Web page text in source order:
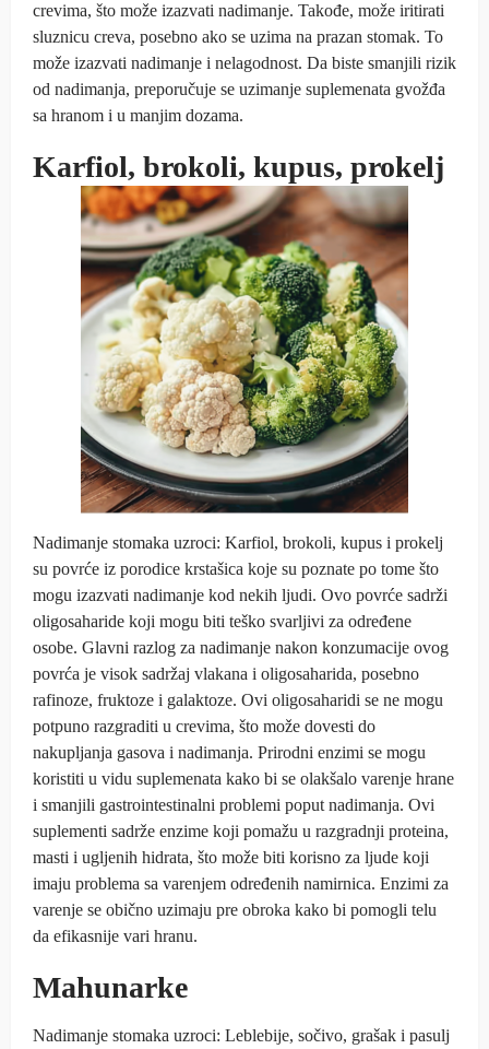
crevima, što može izazvati nadimanje. Takođe, može iritirati
sluznicu creva, posebno ako se uzima na prazan stomak. To
može izazvati nadimanje i nelagodnost. Da biste smanjili rizik
od nadimanja, preporučuje se uzimanje suplemenata gvožđa
sa hranom i u manjim dozama.
Karfiol, brokoli, kupus, prokelj
Nadimanje stomaka uzroci: Karfiol, brokoli, kupus i prokelj
su povrće iz porodice krstašica koje su poznate po tome što
mogu izazvati nadimanje kod nekih ljudi. Ovo povrće sadrži
oligosaharide koji mogu biti teško svarljivi za određene
osobe. Glavni razlog za nadimanje nakon konzumacije ovog
povrća je visok sadržaj vlakana i oligosaharida, posebno
rafinoze, fruktoze i galaktoze. Ovi oligosaharidi se ne mogu
potpuno razgraditi u crevima, što može dovesti do
nakupljanja gasova i nadimanja. Prirodni enzimi se mogu
koristiti u vidu suplemenata kako bi se olakšalo varenje hrane
i smanjili gastrointestinalni problemi poput nadimanja. Ovi
suplementi sadrže enzime koji pomažu u razgradnji proteina,
masti i ugljenih hidrata, što može biti korisno za ljude koji
imaju problema sa varenjem određenih namirnica. Enzimi za
varenje se obično uzimaju pre obroka kako bi pomogli telu
da efikasnije vari hranu.
Mahunarke
Nadimanje stomaka uzroci: Leblebije, sočivo, grašak i pasulj